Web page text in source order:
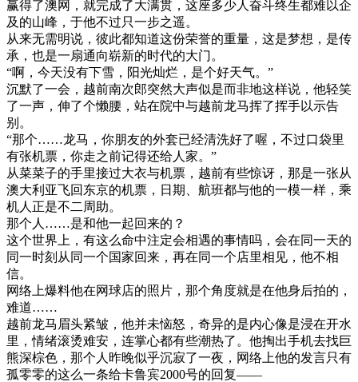
赢得了澳网，就完成了大满贯，这座多少人奋斗终生都难以企
及的山峰，于他不过只一步之遥。
从来无需明说，彼此都知道这份荣誉的重量，这是梦想，是传
承，也是一扇通向崭新的时代的大门。
“啊，今天没有下雪，阳光灿烂，是个好天气。”
沉默了一会，越前南次郎突然大声似是而非地这样说，他轻笑
了一声，伸了个懒腰，站在院中与越前龙马挥了挥手以示告
别。
“那个……龙马，你朋友的外套已经清洗好了喔，不过口袋里
有张机票，你走之前记得还给人家。”
从菜菜子的手里接过大衣与机票，越前有些惊讶，那是一张从
澳大利亚飞回东京的机票，日期、航班都与他的一模一样，乘
机人正是不二周助。
那个人……是和他一起回来的？
这个世界上，有这么命中注定会相遇的事情吗，会在同一天的
同一时刻从同一个国家回来，再在同一个店里相见，他不相
信。
网络上爆料他在网球店的照片，那个角度就是在他身后拍的，
难道……
越前龙马眉头紧皱，他并未恼怒，奇异的是内心像是浸在开水
里，情绪滚烫难安，连掌心都有些潮热了。他掏出手机去找巨
熊深棕色，那个人昨晚似乎沉寂了一夜，网络上他的发言只有
孤零零的这么一条给卡鲁宾2000号的回复——